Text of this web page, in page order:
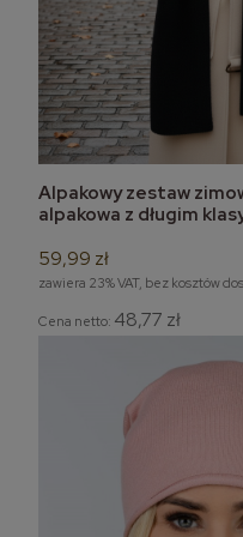
do
Alpakowy zestaw
alpakowa z długim
59,99 zł
zawiera 23% VAT, bez kosztów
Cena netto: 48,77 zł